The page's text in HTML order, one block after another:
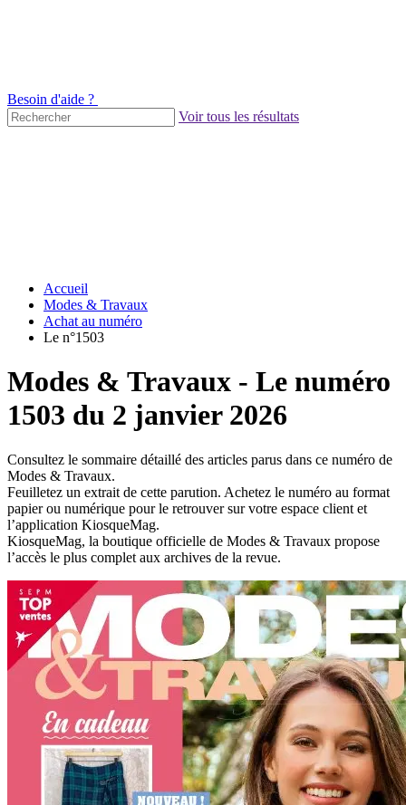
Besoin d'aide ?
Voir tous les résultats
Accueil
Modes & Travaux
Achat au numéro
Le n°1503
Modes & Travaux - Le numéro
1503 du 2 janvier 2026
Consultez le sommaire détaillé des articles parus dans ce numéro de
Modes & Travaux.
Feuilletez un extrait de cette parution. Achetez le numéro au format
papier ou numérique pour le retrouver sur votre espace client et
l’application KiosqueMag.
KiosqueMag, la boutique officielle de Modes & Travaux propose
l’accès le plus complet aux archives de la revue.